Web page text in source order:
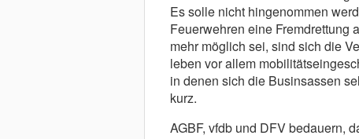
Es solle nicht hingenommen
Feuerwehren eine Fremdrettung
mehr möglich sei, sind sich die
leben vor allem
in denen sich die Businsassen
kurz.
AGBF, vfdb und DFV bedauern,